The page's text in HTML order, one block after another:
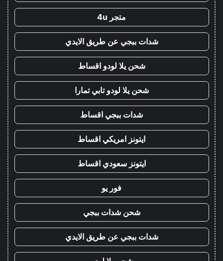
متجر 4u
شدات ببجي عن طريق الايدي
شحن يلا لودو اقساط
شحن يلا لودو تابي تمارا
شدات ببجي اقساط
ايتونز امريكي اقساط
ايتونز سعودي اقساط
فور يو
شحن شدات ببجي
شدات ببجي عن طريق الايدي